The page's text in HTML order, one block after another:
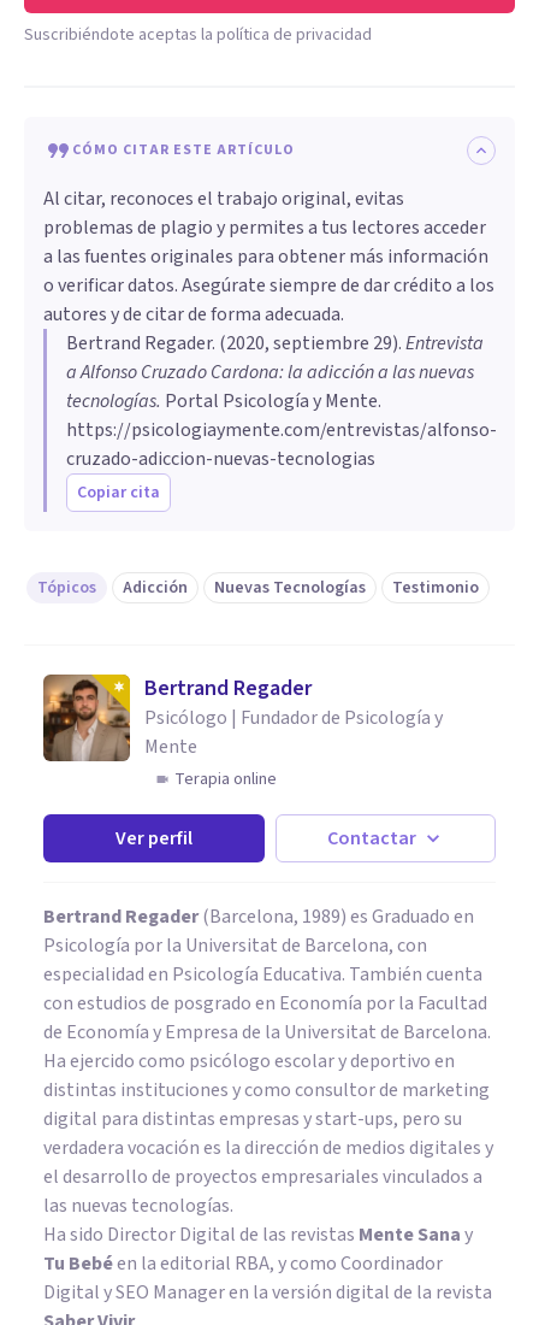
Suscribiéndote aceptas la política de privacidad
CÓMO CITAR ESTE ARTÍCULO
Al citar, reconoces el trabajo original, evitas
problemas de plagio y permites a tus lectores acceder
a las fuentes originales para obtener más información
o verificar datos. Asegúrate siempre de dar crédito a los
autores y de citar de forma adecuada.
Bertrand Regader. (2020, septiembre 29).Entrevista
a Alfonso Cruzado Cardona: la adicción a las nuevas
tecnologías. Portal Psicología y Mente.
https://psicologiaymente.com/entrevistas/alfonso-
cruzado-adiccion-nuevas-tecnologias
Copiar cita
Tópicos Adicción Nuevas Tecnologías Testimonio
Bertrand Regader
Psicólogo | Fundador de Psicología y
Mente
Terapia online
Ver perfil Contactar
Bertrand Regader(Barcelona, 1989) es Graduado en
Psicología por la Universitat de Barcelona, con
especialidad en Psicología Educativa. También cuenta
con estudios de posgrado en Economía por la Facultad
de Economía y Empresa de la Universitat de Barcelona.
Ha ejercido como psicólogo escolar y deportivo en
distintas instituciones y como consultor de marketing
digital para distintas empresas y start-ups, pero su
verdadera vocación es la dirección de medios digitales y
el desarrollo de proyectos empresariales vinculados a
las nuevas tecnologías.
Ha sido Director Digital de las revistas Mente Sanay
Tu Bebéen la editorial RBA, y como Coordinador
Digital y SEO Manager en la versión digital de la revista